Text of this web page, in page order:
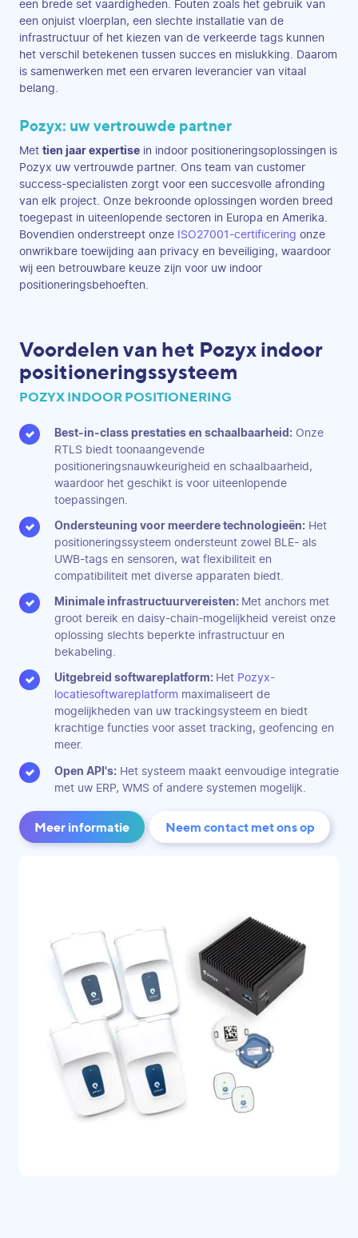
een brede set vaardigheden. Fouten zoals het gebruik van
een onjuist vloerplan, een slechte installatie van de
infrastructuur of het kiezen van de verkeerde tags kunnen
het verschil betekenen tussen succes en mislukking. Daarom
is samenwerken met een ervaren leverancier van vitaal
belang.
Pozyx: uw vertrouwde partner
Met tien jaar expertise in indoor positioneringsoplossingen is
Pozyx uw vertrouwde partner. Ons team van customer
success-specialisten zorgt voor een succesvolle afronding
van elk project. Onze bekroonde oplossingen worden breed
toegepast in uiteenlopende sectoren in Europa en Amerika.
Bovendien onderstreept onze ISO27001-certificering onze
onwrikbare toewijding aan privacy en beveiliging, waardoor
wij een betrouwbare keuze zijn voor uw indoor
positioneringsbehoeften.
Voordelen van het Pozyx indoor
positioneringssysteem
POZYX INDOOR POSITIONERING
Best-in-class prestaties en schaalbaarheid: Onze
RTLS biedt toonaangevende
positioneringsnauwkeurigheid en schaalbaarheid,
waardoor het geschikt is voor uiteenlopende
toepassingen.
Ondersteuning voor meerdere technologieën: Het
positioneringssysteem ondersteunt zowel BLE- als
UWB-tags en sensoren, wat flexibiliteit en
compatibiliteit met diverse apparaten biedt.
Minimale infrastructuurvereisten: Met anchors met
groot bereik en daisy-chain-mogelijkheid vereist onze
oplossing slechts beperkte infrastructuur en
bekabeling.
Uitgebreid softwareplatform: Het Pozyx-
locatiesoftwareplatform maximaliseert de
mogelijkheden van uw trackingsysteem en biedt
krachtige functies voor asset tracking, geofencing en
meer.
Open API's: Het systeem maakt eenvoudige integratie
met uw ERP, WMS of andere systemen mogelijk.
Meer informatie Neem contact met ons op